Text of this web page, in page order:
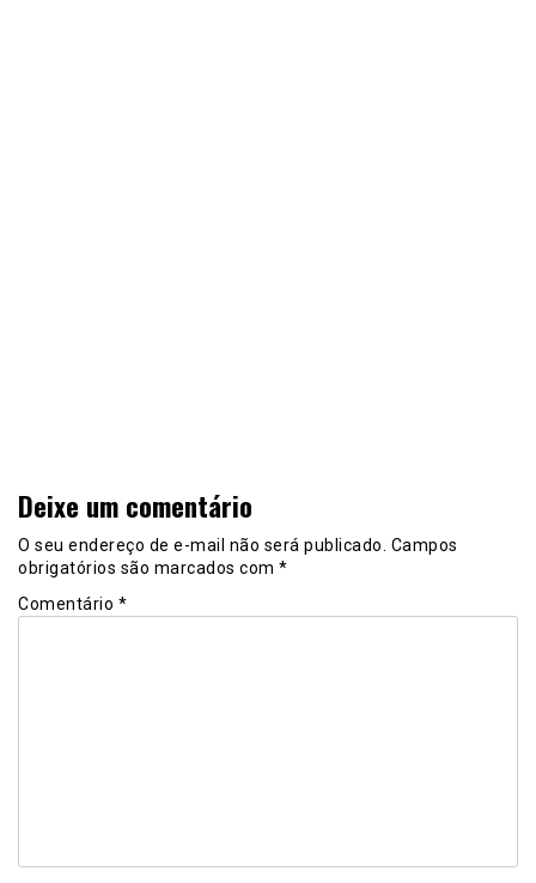
Deixe um comentário
O seu endereço de e-mail não será publicado. Campos
obrigatórios são marcados com *
Comentário *